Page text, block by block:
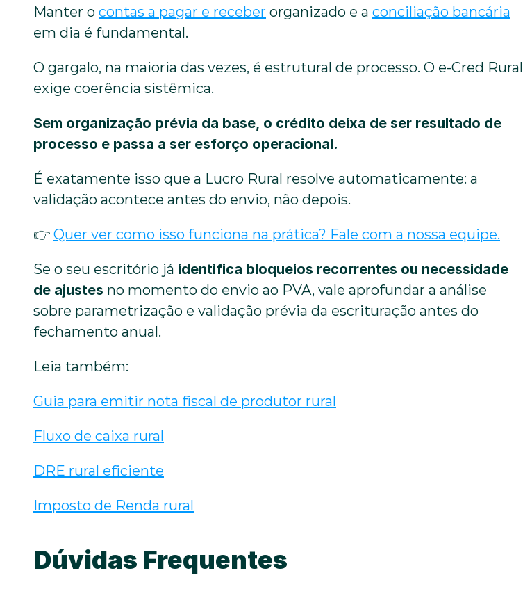
Manter o contas a pagar e receber organizado e a conciliação bancária
em dia é fundamental.
O gargalo, na maioria das vezes, é estrutural de processo. O e-Cred Rural
exige coerência sistêmica.
Sem organização prévia da base, o crédito deixa de ser resultado de
processo e passa a ser esforço operacional.
É exatamente isso que a Lucro Rural resolve automaticamente: a
validação acontece antes do envio, não depois.
👉 Quer ver como isso funciona na prática? Fale com a nossa equipe.
Se o seu escritório já identifica bloqueios recorrentes ou necessidade
de ajustes no momento do envio ao PVA, vale aprofundar a análise
sobre parametrização e validação prévia da escrituração antes do
fechamento anual.
Leia também:
Guia para emitir nota fiscal de produtor rural
Fluxo de caixa rural
DRE rural eficiente
Imposto de Renda rural
Dúvidas Frequentes